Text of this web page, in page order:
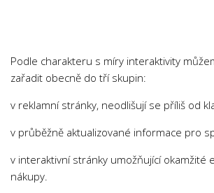
Informatika
Jazyky
Management
Podle charakteru s míry interaktivity
zařadit obecně do tří skupin:
v reklamní stránky, neodlišují se příliš od
v průběžně aktualizované informace pro
v interaktivní stránky umožňující okamžité
nákupy.